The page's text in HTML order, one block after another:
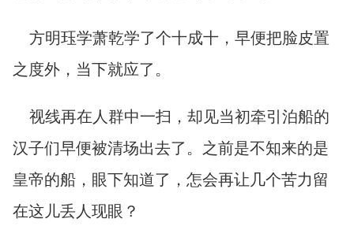
方明珏学萧乾学了个十成十，早便把脸皮置
之度外，当下就应了。
视线再在人群中一扫，却见当初牵引泊船的
汉子们早便被清场出去了。之前是不知来的是
皇帝的船，眼下知道了，怎会再让几个苦力留
在这儿丢人现眼？